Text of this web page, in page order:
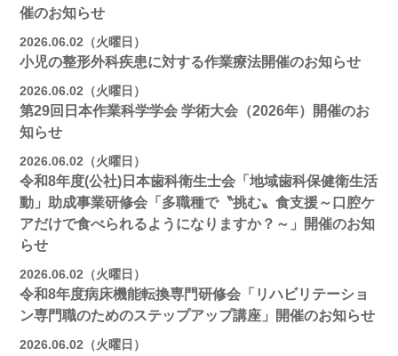
催のお知らせ
2026.06.02（火曜日）
小児の整形外科疾患に対する作業療法開催のお知らせ
2026.06.02（火曜日）
第29回日本作業科学学会 学術大会（2026年）開催のお
知らせ
2026.06.02（火曜日）
令和8年度(公社)日本歯科衛生士会「地域歯科保健衛生活
動」助成事業研修会「多職種で〝挑む〟食支援～口腔ケ
アだけで食べられるようになりますか？～」開催のお知
らせ
2026.06.02（火曜日）
令和8年度病床機能転換専門研修会「リハビリテーショ
ン専門職のためのステップアップ講座」開催のお知らせ
2026.06.02（火曜日）